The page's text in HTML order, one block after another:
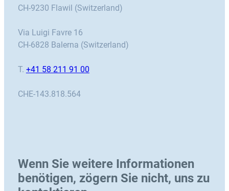
CH-9230 Flawil (Switzerland)
Via Luigi Favre 16
CH-6828 Balerna (Switzerland)
T. +41 58 211 91 00
CHE-143.818.564
Wenn Sie weitere Informationen
benötigen, zögern Sie nicht, uns zu